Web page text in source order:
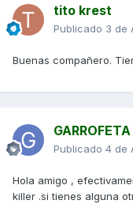
tito krest
Publicado 3 de
Buenas compañero.
GARROFETA
Publicado 4 de
Hola amigo ,
killer .si tienes alguna